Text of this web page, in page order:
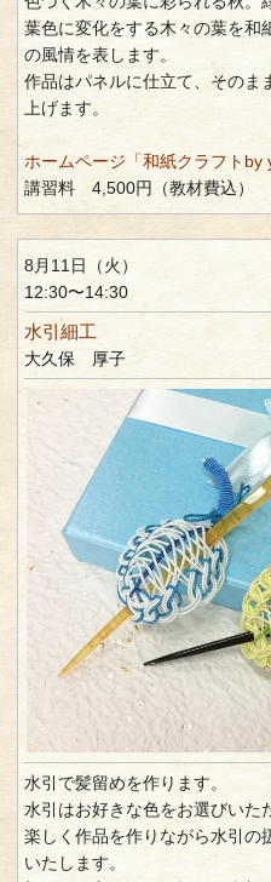
葉色に変化をする木々の葉を和
の風情を表します。
作品はパネルに仕立て、そのま
上げます。
ホームページ「和紙クラフトby
講習料 4,500円（教材費込）
8月11日（火）
12:30〜14:30
水引細工
大久保 厚子
水引で髪留めを作ります。
水引はお好きな色をお選びいた
楽しく作品を作りながら水引の
いたします。